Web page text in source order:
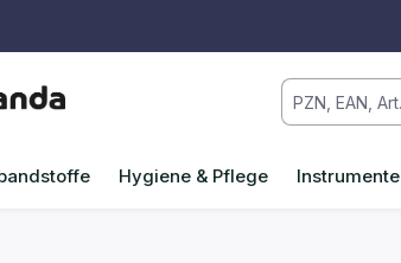
Hygiene & Pflege Instrumente